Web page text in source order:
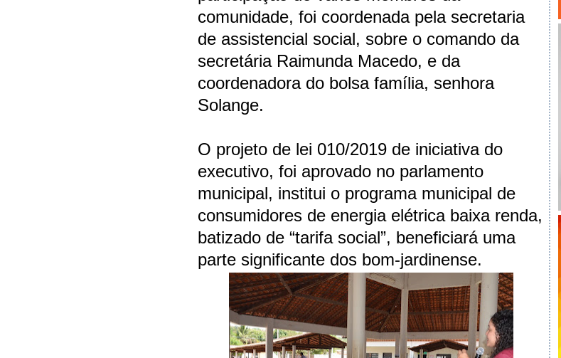
comunidade, foi coordenada pela secretaria
de assistencial social, sobre o comando da
secretária Raimunda Macedo, e da
coordenadora do bolsa família, senhora
Solange.
O projeto de lei 010/2019 de iniciativa do
executivo, foi aprovado no parlamento
municipal, institui o programa municipal de
consumidores de energia elétrica baixa renda,
batizado de “tarifa social”, beneficiará uma
parte significante dos bom-jardinense.